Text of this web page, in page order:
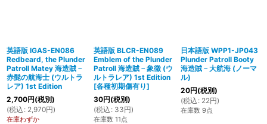
英語版 IGAS-EN086
Redbeard, the Plunder
Patroll Matey 海造賊－
赤髭の航海士 (ウルトラ
レア) 1st Edition
2,700円(税別)
(税込 : 2,970円)
在庫わずか
英語版 BLCR-EN089
Emblem of the Plunder
Patroll 海造賊－象徴 (ウ
ルトラレア) 1st Edition
[各種初期傷有り]
30円(税別)
(税込 : 33円)
在庫数 11点
日本語版 WPP1-JP043
Plunder Patroll Booty
海造賊－大航海 (ノーマ
ル)
20円(税別)
(税込 : 22円)
在庫数 9点